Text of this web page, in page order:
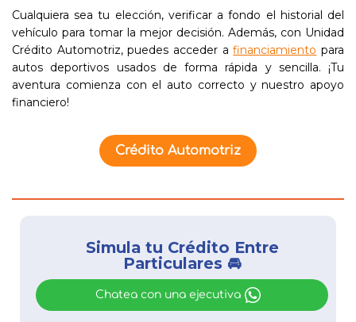
Cualquiera sea tu elección, verificar a fondo el historial del
vehículo para tomar la mejor decisión. Además, con Unidad
Crédito Automotriz, puedes acceder afinanciamiento para
autos deportivos usados de forma rápida y sencilla. ¡Tu
aventura comienza con el auto correcto y nuestro apoyo
financiero!
Crédito Automotriz
Simula tu Crédito Entre
Particulares 🚘
Chatea con una ejecutiva